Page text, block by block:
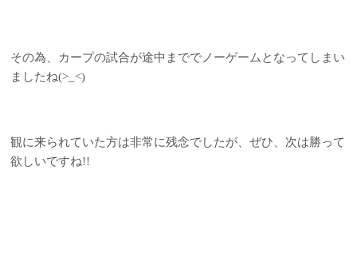
その為、カープの試合が途中まででノーゲームとなってしまい
ましたね(>_<)
観に来られていた方は非常に残念でしたが、ぜひ、次は勝って
欲しいですね!!